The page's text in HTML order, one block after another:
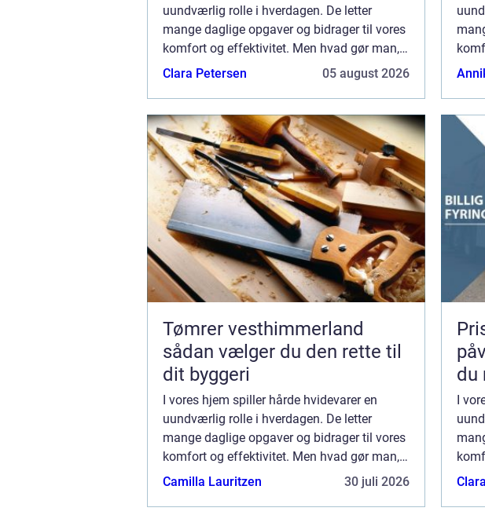
uundværlig rolle i hverdagen. De letter
mange daglige opgaver og bidrager til vores
komfort og effektivitet. Men hvad gør man,
når de begynder at svigte? Hvidevareservice
Clara Petersen 05 august 2026
når
Tømrer vesthimmerland
sådan vælger du den rette til
dit byggeri
I vores hjem spiller hårde hvidevarer en
uundværlig rolle i hverdagen. De letter
mange daglige opgaver og bidrager til vores
komfort og effektivitet. Men hvad gør man,
når de begynder at svigte? Hvidevareservice
Camilla Lauritzen 30 juli 2026
du
I
når